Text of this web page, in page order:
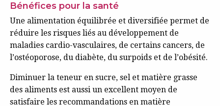
Bénéfices pour la santé
Une alimentation équilibrée et diversifiée permet de
réduire les risques liés au développement de
maladies cardio-vasculaires, de certains cancers, de
l’ostéoporose, du diabète, du surpoids et de l’obésité.
Diminuer la teneur en sucre, sel et matière grasse
des aliments est aussi un excellent moyen de
satisfaire les recommandations en matière